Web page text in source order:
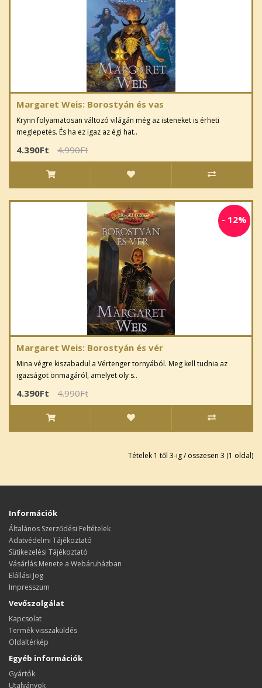
Margaret Weis: Borostyán és vas
Krynn folyamatosan változó világán még az isteneket is érheti
meglepetés. És ha ez igaz az égi hat..
4.390Ft 4.990Ft
- 12%
Margaret Weis: Borostyán és vér
Mina végre kiszabadul a Vértenger tornyából. Meg kell tudnia az
igazságot önmagáról, amelyet oly s..
4.390Ft 4.990Ft
Tételek 1 től 3-ig / összesen 3 (1 oldal)
Információk
Általános Szerződési Feltételek
Adatvédelmi Tájékoztató
Sütikezelési Tájékoztató
Vásárlás Menete a Webáruházban
Elállási Jog
Impresszum
Vevőszolgálat
Kapcsolat
Termék visszaküldés
Oldaltérkép
Egyéb információk
Gyártók
Utalványok